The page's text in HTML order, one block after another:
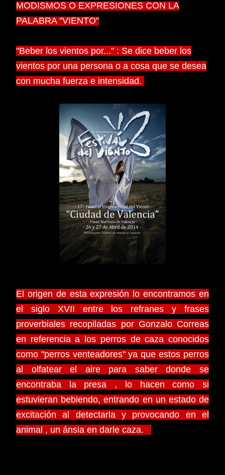
MODISMOS O EXPRESIONES CON LA
PALABRA "VIENTO"
"Beber los vientos por..." : Se dice beber los
vientos por una persona o a cosa que se desea
con mucha fuerza e intensidad.
El origen de esta expresión lo encontramos en
el siglo XVII entre los refranes y frases
proverbiales recopiladas por Gonzalo Correas
en referencia a los perros de caza conocidos
como "perros venteadores" ya que estos perros
al olfatear el aire para saber donde se
encontraba la presa , lo hacen como si
estuvieran bebiendo, entrando en un estado de
excitación al detectarla y provocando en el
animal , un ánsia en darle caza.